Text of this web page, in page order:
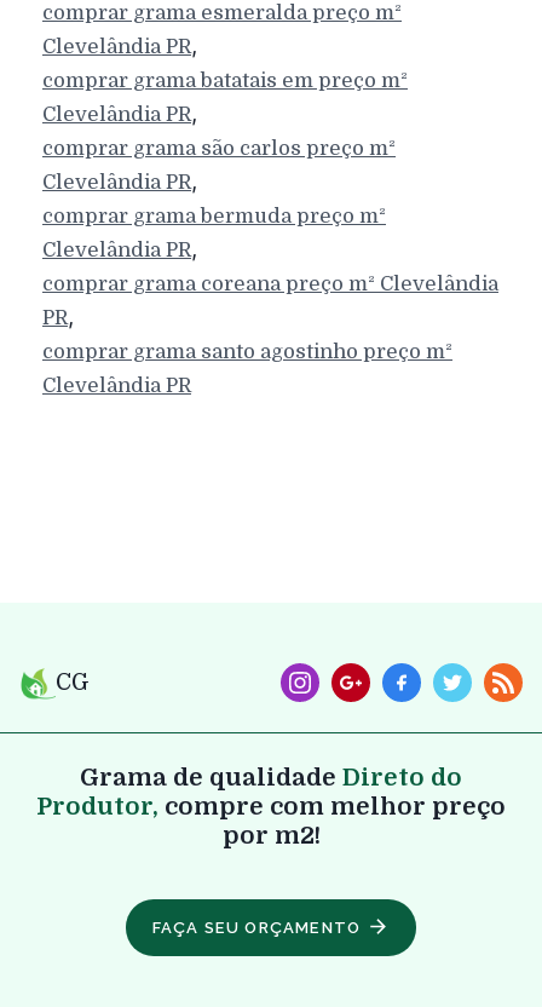
comprar grama esmeralda preço m²
Clevelândia PR,
comprar grama batatais em preço m²
Clevelândia PR,
comprar grama são carlos preço m²
Clevelândia PR,
comprar grama bermuda preço m²
Clevelândia PR,
comprar grama coreana preço m² Clevelândia
PR,
comprar grama santo agostinho preço m²
Clevelândia PR
CG
Grama de qualidade Direto do
Produtor, compre com melhor preço
por m2!
FAÇA SEU ORÇAMENTO